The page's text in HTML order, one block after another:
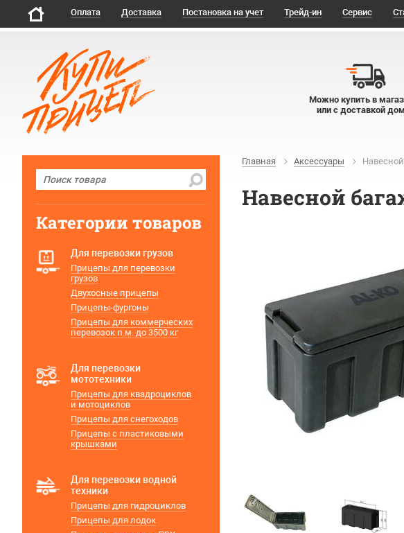
Оплата Доставка Постановка на учет Трейд-ин Сервис
Можно купить в
или с доставкой
Главная Аксессуары
Навесной
Категории товаров
Для перевозки грузов
Прицепы для перевозки
грузов
Двухосные прицепы
Прицепы-фургоны
Прицепы для коммерческих
перевозок п.м. до 3500 кг
Для перевозки
мототехники
Прицепы для квадроциклов
и мотоциклов
Прицепы для снегоходов
Прицепы с пластиковыми
крышками
Для перевозки водной
техники
Прицепы для гидроциклов
Прицепы для лодок